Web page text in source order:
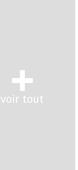
+
voir tout